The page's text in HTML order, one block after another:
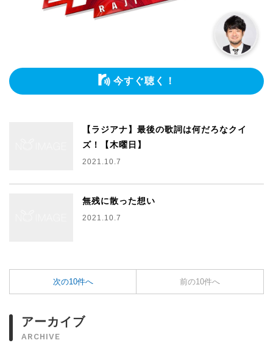
今すぐ聴く！
【ラジアナ】最後の歌詞は何だろなクイ
ズ！【木曜日】
2021.10.7
無残に散った想い
2021.10.7
次の10件へ 前の10件へ
アーカイブ
ARCHIVE